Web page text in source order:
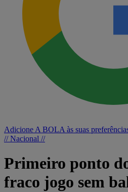
Adicione A BOLA às suas
// Nacional //
Primeiro ponto
fraco jogo sem